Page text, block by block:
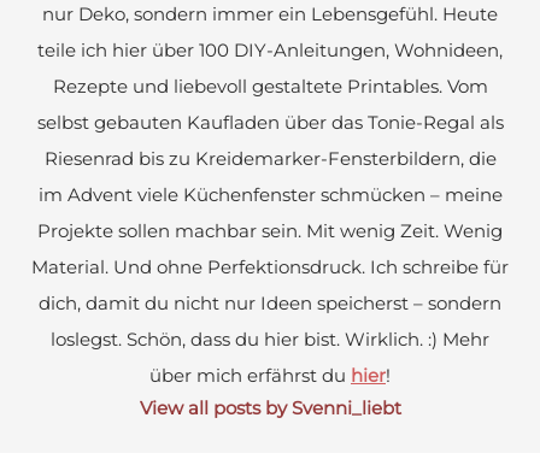
nur Deko, sondern immer ein Lebensgefühl. Heute
teile ich hier über 100 DIY-Anleitungen, Wohnideen,
Rezepte und liebevoll gestaltete Printables. Vom
selbst gebauten Kaufladen über das Tonie-Regal als
Riesenrad bis zu Kreidemarker-Fensterbildern, die
im Advent viele Küchenfenster schmücken – meine
Projekte sollen machbar sein. Mit wenig Zeit. Wenig
Material. Und ohne Perfektionsdruck. Ich schreibe für
dich, damit du nicht nur Ideen speicherst – sondern
loslegst. Schön, dass du hier bist. Wirklich. :) Mehr
über mich erfährst du hier!
View all posts by Svenni_liebt